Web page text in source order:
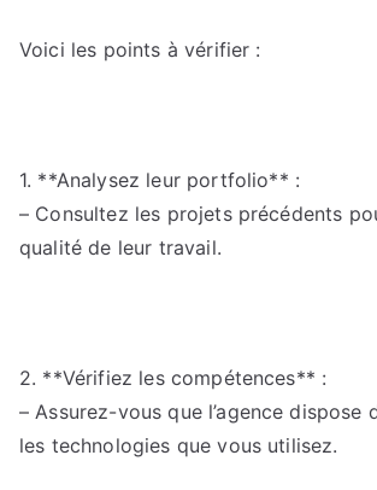
Voici les points à vérifier :
1. **Analysez leur portfolio** :
– Consultez les projets précédents
qualité de leur travail.
2. **Vérifiez les compétences** :
– Assurez-vous que l’agence dispose
les technologies que vous utilisez.